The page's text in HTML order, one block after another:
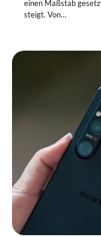
einen Maßstab
steigt. Von…